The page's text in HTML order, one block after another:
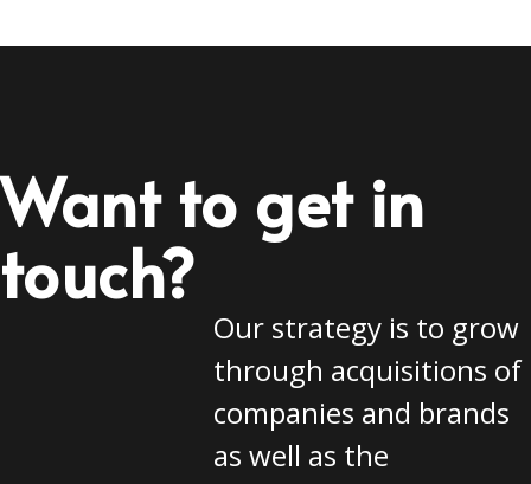
Want to get in
touch?
Our strategy is to grow
through acquisitions of
companies and brands
as well as the